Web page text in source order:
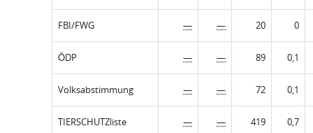
FBI/FWG — — 20 0
ÖDP — — 89 0,1
Volksabstimmung — — 72 0,1
TIERSCHUTZliste — — 419 0,7